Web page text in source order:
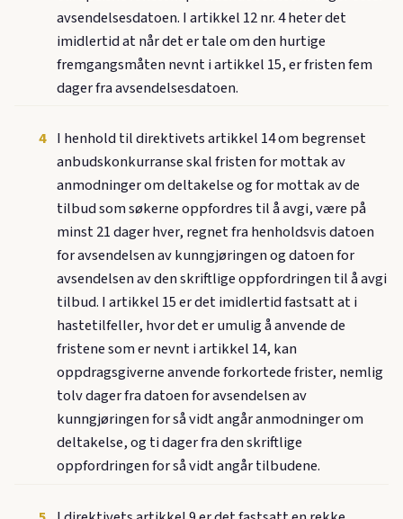
avsendelsesdatoen. I artikkel 12 nr. 4 heter det
imidlertid at når det er tale om den hurtige
fremgangsmåten nevnt i artikkel 15, er fristen fem
dager fra avsendelsesdatoen.
4 I henhold til direktivets artikkel 14 om begrenset
anbudskonkurranse skal fristen for mottak av
anmodninger om deltakelse og for mottak av de
tilbud som søkerne oppfordres til å avgi, være på
minst 21 dager hver, regnet fra henholdsvis datoen
for avsendelsen av kunngjøringen og datoen for
avsendelsen av den skriftlige oppfordringen til å avgi
tilbud. I artikkel 15 er det imidlertid fastsatt at i
hastetilfeller, hvor det er umulig å anvende de
fristene som er nevnt i artikkel 14, kan
oppdragsgiverne anvende forkortede frister, nemlig
tolv dager fra datoen for avsendelsen av
kunngjøringen for så vidt angår anmodninger om
deltakelse, og ti dager fra den skriftlige
oppfordringen for så vidt angår tilbudene.